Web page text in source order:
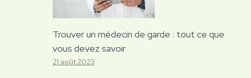
Trouver un médecin de garde : tout ce que
vous devez savoir
21 août 2023